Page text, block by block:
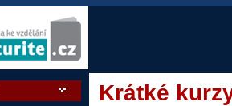
Krátké